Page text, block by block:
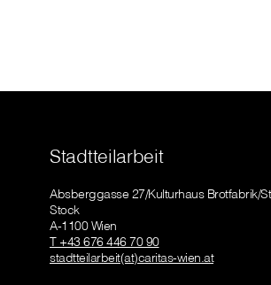
Stadtteilarbeit
Absberggasse 27/Kulturhaus Brotfabrik/
Stock
A-1100 Wien
T +43 676 446 70 90
stadtteilarbeit(at)caritas-wien.at